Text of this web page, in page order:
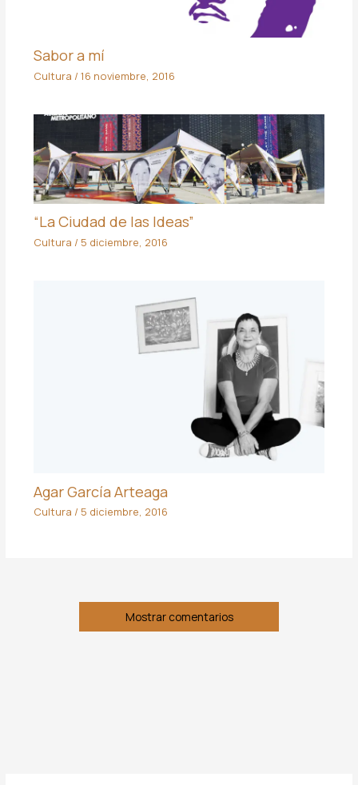
Sabor a mí
Cultura / 16 noviembre, 2016
“La Ciudad de las Ideas”
Cultura / 5 diciembre, 2016
Agar García Arteaga
Cultura / 5 diciembre, 2016
Mostrar comentarios